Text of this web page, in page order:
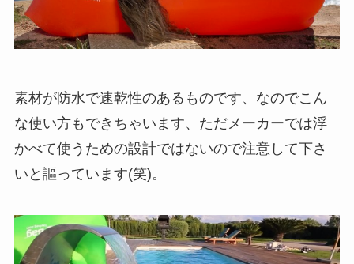
素材が防水で速乾性のあるものです、なのでこん
な使い方もできちゃいます、 ただメーカーでは浮
かべて使うための設計ではないので注意して下さ
い と謳っています(笑)。